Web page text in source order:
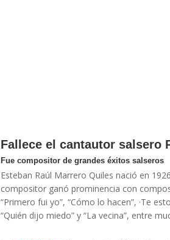
Fallece el cantautor salsero
Fue compositor de grandes éxitos salseros
Esteban Raúl Marrero Quiles nació en
compositor ganó prominencia con
“Primero fui yo”, “Cómo lo hacen”, ·Te
“Quién dijo miedo” y “La vecina”, entre